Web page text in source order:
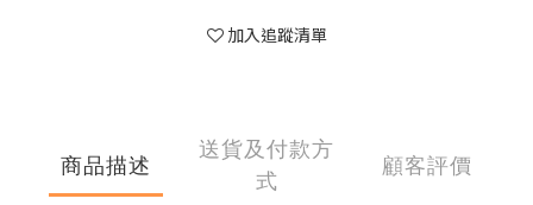
加入追蹤清單
商品描述
送貨及付款方
式
顧客評價